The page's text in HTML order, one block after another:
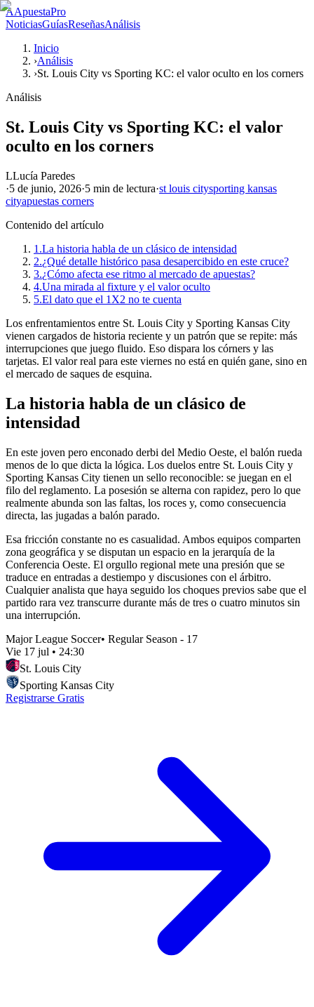
AApuestaPro
NoticiasGuíasReseñasAnálisis
Inicio
›Análisis
›St. Louis City vs Sporting KC: el valor oculto en los corners
Análisis
St. Louis City vs Sporting KC: el valor
oculto en los corners
LLucía Paredes
·5 de junio, 2026·5 min de lectura·st louis citysporting kansas
cityapuestas corners
Contenido del artículo
1.La historia habla de un clásico de intensidad
2.¿Qué detalle histórico pasa desapercibido en este cruce?
3.¿Cómo afecta ese ritmo al mercado de apuestas?
4.Una mirada al fixture y el valor oculto
5.El dato que el 1X2 no te cuenta
Los enfrentamientos entre St. Louis City y Sporting Kansas City
vienen cargados de historia reciente y un patrón que se repite: más
interrupciones que juego fluido. Eso dispara los córners y las
tarjetas. El valor real para este viernes no está en quién gane, sino en
el mercado de saques de esquina.
La historia habla de un clásico de
intensidad
En este joven pero enconado derbi del Medio Oeste, el balón rueda
menos de lo que dicta la lógica. Los duelos entre St. Louis City y
Sporting Kansas City tienen un sello reconocible: se juegan en el
filo del reglamento. La posesión se alterna con rapidez, pero lo que
realmente abunda son las faltas, los roces y, como consecuencia
directa, las jugadas a balón parado.
Esa fricción constante no es casualidad. Ambos equipos comparten
zona geográfica y se disputan un espacio en la jerarquía de la
Conferencia Oeste. El orgullo regional mete una presión que se
traduce en entradas a destiempo y discusiones con el árbitro.
Cualquier analista que haya seguido los choques previos sabe que el
partido rara vez transcurre durante más de tres o cuatro minutos sin
una interrupción.
Major League Soccer• Regular Season - 17
Vie 17 jul • 24:30
St. Louis City
Sporting Kansas City
Registrarse Gratis